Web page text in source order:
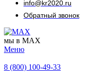
info@kr2020.ru
Обратный звонок
мы в MAX
Меню
8 (800) 100-49-33